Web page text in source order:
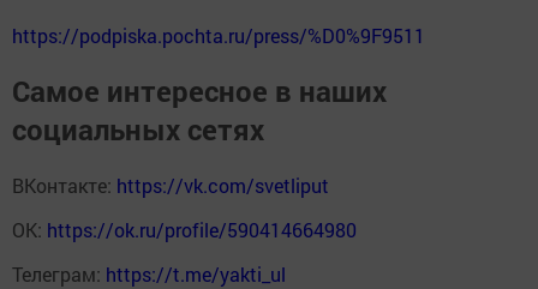
https://podpiska.pochta.ru/press/%D0%9F9511
Самое интересное в наших
социальных сетях
ВКонтакте: https://vk.com/svetliput
ОК: https://ok.ru/profile/590414664980
Телеграм: https://t.me/yakti_ul